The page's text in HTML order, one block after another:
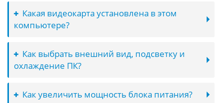
Какая видеокарта установлена в этом
компьютере?
Как выбрать внешний вид, подсветку и
охлаждение ПК?
Как увеличить мощность блока питания?